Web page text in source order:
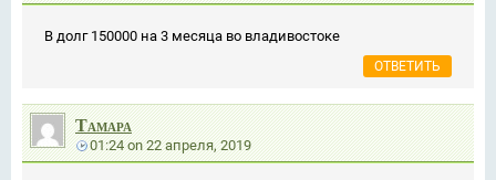
В долг 150000 на 3 месяца во владивостоке
ОТВЕТИТЬ
Тамара
01:24on22 апреля, 2019